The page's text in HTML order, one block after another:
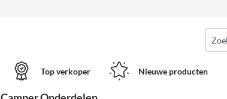
Top verkoper Nieuwe producten